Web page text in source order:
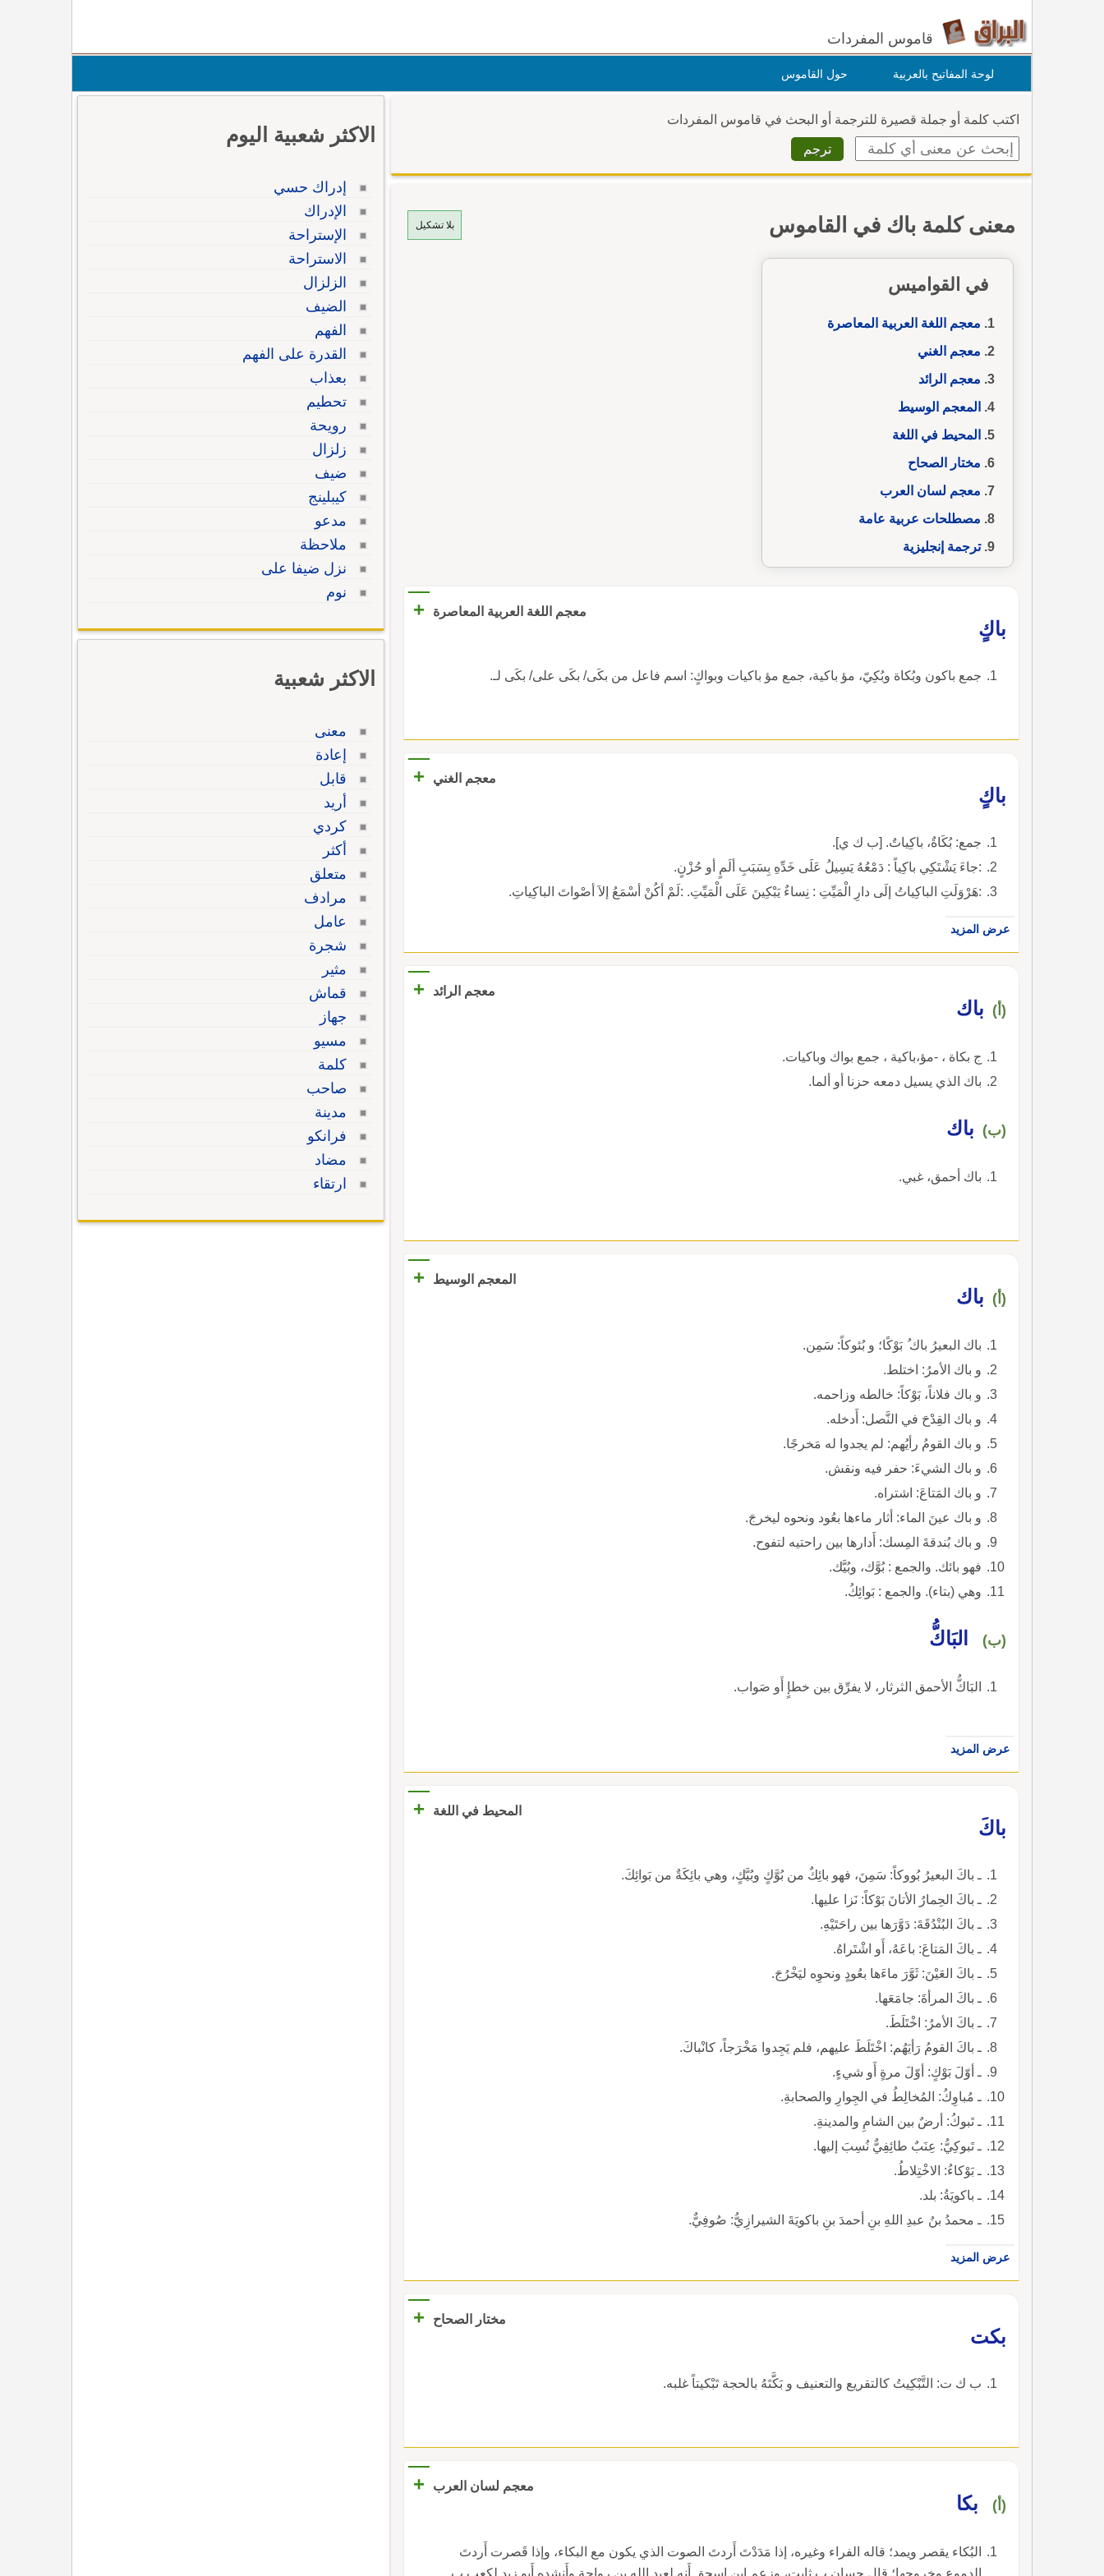
قاموس المفردات
لوحة المفاتيح بالعربية حول القاموس
اكتب كلمة أو جملة قصيرة للترجمة أو البحث في قاموس المفردات
بلا تشكيل معنى كلمة باك في القاموس
في القواميس
معجم اللغة العربية المعاصرة
معجم الغني
معجم الرائد
المعجم الوسيط
المحيط في اللغة
مختار الصحاح
معجم لسان العرب
مصطلحات عربية عامة
ترجمة إنجليزية
معجم اللغة العربية المعاصرة
+
باكٍ
جمع باكون وبُكاة وبُكِيّ، مؤ باكية، جمع مؤ باكيات وبواكٍ: اسم فاعل من بكَى/ بكَى على/ بكَى لـ.
معجم الغني
+
باكٍ
جمع: بُكَاةٌ، باكِياتٌ. [ب ك ي].
:جاءَ يَشْتَكِي باكِياً : دَمْعُهُ يَسِيلُ عَلَى خَدِّهِ بِسَبَبِ ألَمٍ أو حُزْنٍ.
:هَرْوَلَتِ الباكِياتُ إلَى دارِ الْمَيِّتِ : نِساءٌ يَبْكِينَ عَلَى الْمَيِّتِ. :لَمْ أكُنْ أسْمَعُ إلاَ أصْواتَ الباكِياتِ.
عرض المزيد
معجم الرائد +
(أ) باك
ج بكاة ، -مؤ،باكية ، جمع بواك وباكيات.
باك الذي يسيل دمعه حزنا أو ألما.
(ب) باك
باك أحمق، غبي.
المعجم الوسيط +
(أ) باك
باك البعيرُ باك ُ بَوْكًا؛ و بُئوكاً: سَمِن.
و باك الأمرُ: اختلط.
و باك فلاناً، بَوْكاً: خالطه وزاحمه.
و باك القِدْحَ في النَّصل: أَدخله.
و باك القومُ رأيُهم: لم يجدوا له مَخرجًا.
و باك الشيءَ: حفر فيه ونقش.
و باك المَتاعَ: اشتراه.
و باك عينَ الماء: أثار ماءها بعُود ونحوه ليخرجَ.
و باك بُندقةَ المِسك: أَدارها بين راحتيه لتفوح.
فهو بائك. والجمع : بُوَّك، وبُيَّك.
وهي (بتاء). والجمع : بَوائِكُ.
(ب) البَاكُّ
البَاكُّ الأحمق الثرثار، لا يفرِّق بين خطإٍ أَو صَواب.
عرض المزيد
المحيط في اللغة
+
باكَ
ـ باكَ البعيرُ بُووكاً: سَمِنَ، فهو بائِكٌ من بُوَّكٍ وبُيَّكٍ، وهي بائِكَةٌ من بَوائِكَ.
ـ باكَ الحِمارُ الأتانَ بَوْكاً: نَزا عليها.
ـ باكَ البُنْدُقَةَ: دَوَّرَها بين راحَتَيْهِ.
ـ باكَ المَتاعَ: باعَهُ، أَو اشْتَراهُ.
ـ باكَ العَيْنَ: ثَوَّرَ ماءَها بعُودٍ ونحوِه ليَخْرُجَ.
ـ باكَ المرأةَ: جامَعَها.
ـ باكَ الأمرُ: اخْتَلَطَ.
ـ باكَ القومُ رَأيَهُم: اخْتَلَطَ عليهم، فلم يَجِدوا مَخْرَجاً، كانْباكَ.
ـ أوّلَ بَوْكٍ: أوّلَ مرةٍ أَو شيءٍ.
ـ مُباوِكُ: المُخالِطُ في الجِوارِ والصحابةِ.
ـ تَبوكُ: أرضٌ بين الشامِ والمدينةِ.
ـ تَبوكِيُّ: عِنَبٌ طائِفِيٌّ نُسِبَ إليها.
ـ بَوْكاءُ: الاخْتِلاطُ.
ـ باكويَةُ: بلد.
ـ محمدُ بنُ عبدِ اللهِ بنِ أحمدَ بنِ باكويَةَ الشيرازِيُّ: صُوفِيٌّ.
عرض المزيد
مختار الصحاح
+
بكت
ب ك ت: التَّبْكِيتُ كالتقريع والتعنيف و بَكَّتَهُ بالحجة تَبْكيتاً غلبه.
معجم لسان العرب +
(أ) بكا
البُكاء يقصر ويمد؛ قاله الفراء وغيره، إذا مَدَدْتَ أَردتَ الصوت الذي يكون مع البكاء، وإذا قَصرت أَردتَ
الدموع وخروجها؛ قال حسان ب ثابت، وزعم ابن إسحق أَنه لعبد الله بن رواحة وأَنشده أَبو زيد لكعب ب
الاكثر شعبية اليوم
إدراك حسي
الإدراك
الإستراحة
الاستراحة
الزلزال
الضيف
الفهم
القدرة على الفهم
بعذاب
تحطيم
رويحة
زلزال
ضيف
كيبلينج
مدعو
ملاحظة
نزل ضيفا على
نوم
الاكثر شعبية
معنى
إعادة
قابل
أريد
كردي
أكثر
متعلق
مرادف
عامل
شجرة
مثير
قماش
جهاز
مسيو
كلمة
صاحب
مدينة
فرانكو
مضاد
ارتقاء